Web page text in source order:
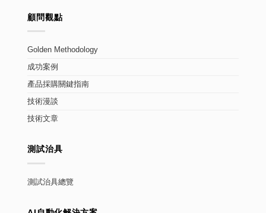
顧問觀點
Golden Methodology
成功案例
產品採購關鍵指南
技術漫談
技術文章
測試治具
測試治具總覽